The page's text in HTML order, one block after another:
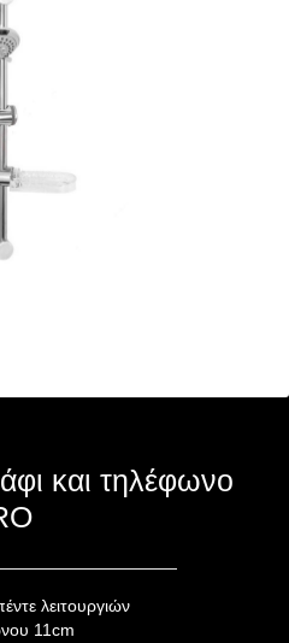
και τηλέφωνο
λειτουργιών
11cm